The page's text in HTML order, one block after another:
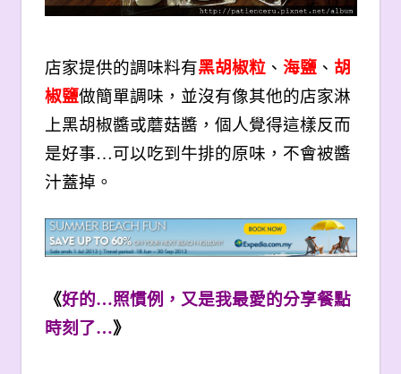
店家提供的調味料有黑胡椒粒、 海鹽、 胡
椒鹽做簡單調味，並沒有像其他的店家淋
上黑胡椒醬或蘑菇醬，個人覺得這樣反而
是好事…可以吃到牛排的原味，不會被醬
汁蓋掉。
《好的…照慣例，又是我最愛的分享餐點
時刻了…》